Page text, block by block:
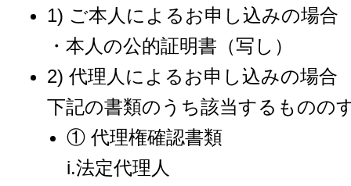
1) ご本人によるお申し込みの場合
・本人の公的証明書（写し）
2) 代理人によるお申し込みの場合
下記の書類のうち該当するものの
① 代理権確認書類
i.法定代理人